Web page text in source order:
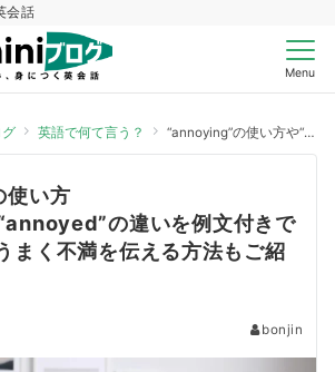
会話
Menu
グ 英語で何て言う？ “annoying”の使い方や“annoy”と“annoyed”の違いを例文付きで解説！相手にうまく不満を伝える方法もご紹介
い方
の違いを例文付きで
まく不満を伝える方法もご紹
bonjin